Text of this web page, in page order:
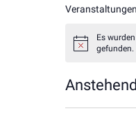
Hinweis
Es
gefunden.
Datum